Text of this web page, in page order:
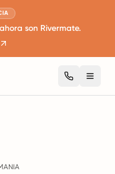
son Rivermate.